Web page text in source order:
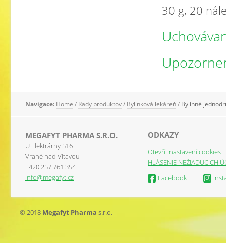
30 g, 20
Navigace: Home / Rady produktov/ Bylinková lekáreň/ Bylinné
MEGAFYT PHARMA S.R.O.
U Elektrárny 516
Vrané nad Vltavou
+420 257 761 354
info@megafyt.cz
ODKAZY
Otevřít nastavení cookies
HLÁSENIE NEŽIADUCICH
Facebook
© 2018 Megafyt Pharma s.r.o.